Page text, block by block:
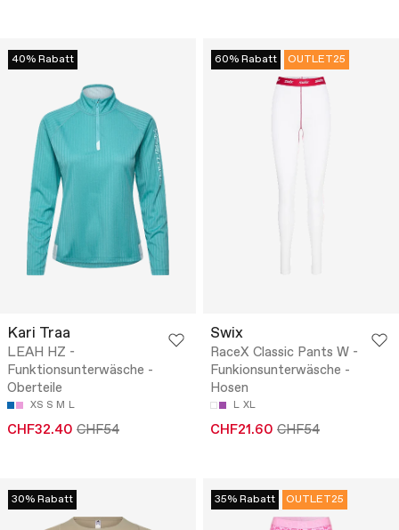
40% Rabatt
Kari Traa
LEAH HZ -
Funktionsunterwäsche -
Oberteile
XS S M L
CHF32.40 CHF54
60% Rabatt OUTLET25
Swix
RaceX Classic Pants W -
Funkionsunterwäsche -
Hosen
L XL
CHF21.60 CHF54
30% Rabatt 35% Rabatt OUTLET25